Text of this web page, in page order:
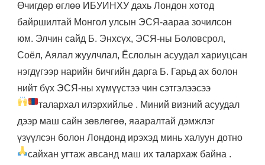
Өчигдөр өглөө ИБУИНХУ дахь Лондон хотод
байршилтай Монгол улсын ЭСЯ-аараа зочилсон
юм. Элчин сайд Б. Энхсүх, ЭСЯ-ны Боловсрол,
Соёл, Аялал жуулчлал, Ёслолын асуудал хариуцсан
нэгдүгээр нарийн бичгийн дарга Б. Гарьд ах болон
нийт бүх ЭСЯ-ны хүмүүстээ чин сэтгэлээсээ
талархал илэрхийлье . Миний визний асуудал
дээр маш сайн зөвлөгөө, яааралтай дэмжлэг
үзүүлсэн болон Лондонд ирэхэд минь халуун дотно
сайхан угтаж авсанд маш их талархаж байна .